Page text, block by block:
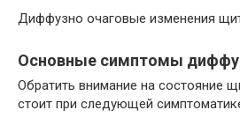
Диффузно очаговые изменения
Основные симптомы
Обратить внимание на состояние
стоит при следующей